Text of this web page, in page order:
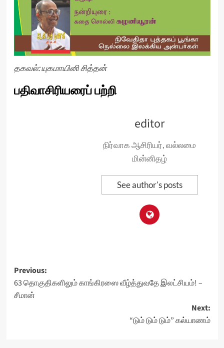
தகவல்: யுகமாயினி சித்தன்
பதிவாசிரியரைப் பற்றி
editor
நிர்வாக ஆசிரியர், வல்லமை
மின்னிதழ்
See author's posts
Post
navigation
Previous:
63 தொகுதிகளிலும் காங்கிரஸை வீழ்த்துவதே இலட்சியம்! –
சீமான்
Next:
“டும் டும் டும்” கல்யாணம்